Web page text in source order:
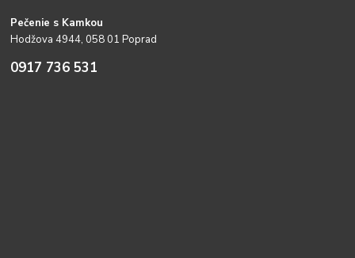
Pečenie s Kamkou
Hodžova 4944, 058 01 Poprad
0917 736 531